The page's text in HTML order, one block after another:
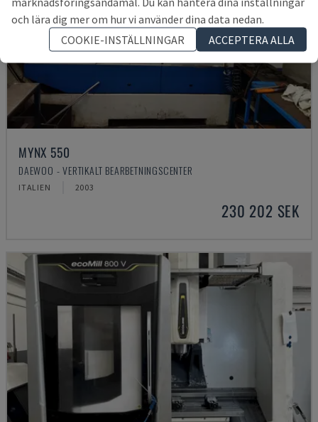
MYNX 550
DAEWOO - VERTIKALT BEARBETNINGSCENTER
ITALIEN 2003
230 202 SEK
och lära dig mer om hur vi använder dina data nedan.
COOKIE-INSTÄLLNINGAR
ACCEPTERA ALLA